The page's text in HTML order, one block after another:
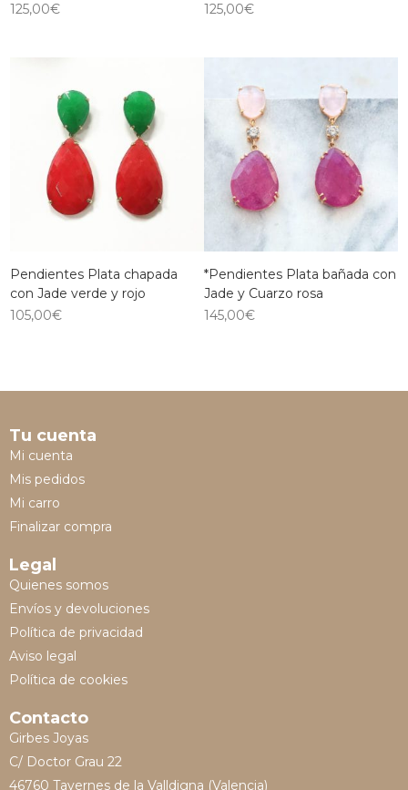
125,00€
125,00€
Pendientes Plata chapada
con Jade verde y rojo
105,00€
*Pendientes Plata bañada con
Jade y Cuarzo rosa
145,00€
Tu cuenta
Mi cuenta
Mis pedidos
Mi carro
Finalizar compra
Legal
Quienes somos
Envíos y devoluciones
Política de privacidad
Aviso legal
Política de cookies
Contacto
Girbes Joyas
C/ Doctor Grau 22
46760 Tavernes de la Valldigna (Valencia)